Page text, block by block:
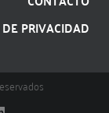
PRIVACIDAD